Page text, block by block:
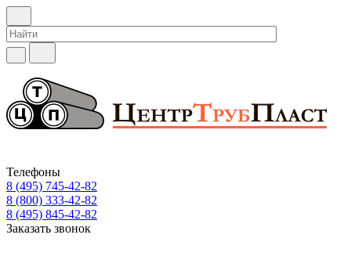
Телефоны
8 (495) 745-42-82
8 (800) 333-42-82
8 (495) 845-42-82
Заказать звонок